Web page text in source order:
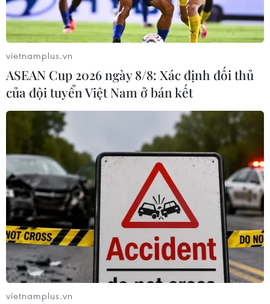
vietnamplus.vn
ASEAN Cup 2026 ngày 8/8: Xác định đối thủ
của đội tuyển Việt Nam ở bán kết
vietnamplus.vn